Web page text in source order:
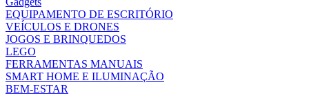
EQUIPAMENTO DE ESCRITÓRIO
VEÍCULOS E DRONES
JOGOS E BRINQUEDOS
LEGO
FERRAMENTAS MANUAIS
SMART HOME E ILUMINAÇÃO
BEM-ESTAR